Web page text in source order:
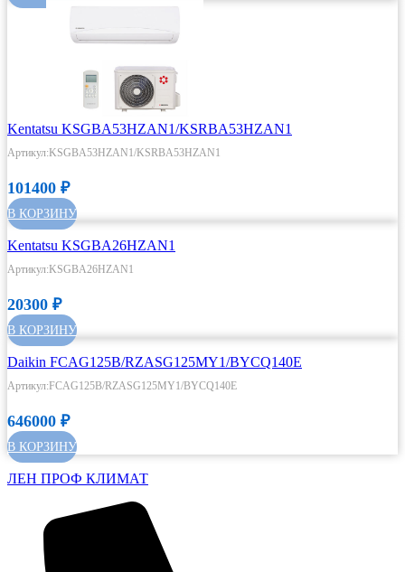
Kentatsu KSGBA53HZAN1/KSRBA53HZAN1
Артикул:KSGBA53HZAN1/KSRBA53HZAN1
101400 ₽
В КОРЗИНУ
Kentatsu KSGBA26HZAN1
Артикул:KSGBA26HZAN1
20300 ₽
В КОРЗИНУ
Daikin FCAG125B/RZASG125MY1/BYCQ140E
Артикул:FCAG125B/RZASG125MY1/BYCQ140E
646000 ₽
В КОРЗИНУ
ЛЕН ПРОФ КЛИМАТ